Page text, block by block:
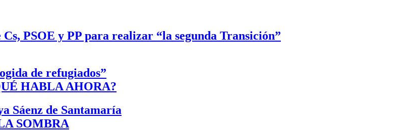
PSOE y PP para realizar “la segunda Transición”
de refugiados”
HABLA AHORA?
Sáenz de Santamaría
SOMBRA